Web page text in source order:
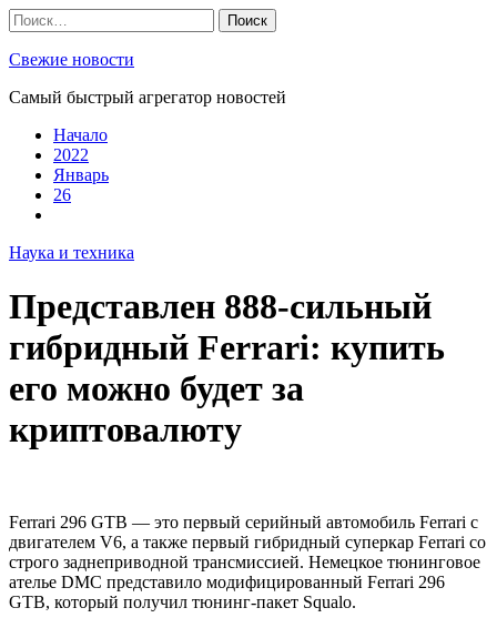
Skip
to
content
Найти:
Свежие новости
Самый быстрый агрегатор новостей
Начало
2022
Январь
26
Наука и техника
Представлен 888-сильный
гибридный Ferrari: купить
его можно будет за
криптовалюту
Ferrari 296 GTB — это первый серийный автомобиль Ferrari с
двигателем V6, а также первый гибридный суперкар Ferrari со
строго заднеприводной трансмиссией. Немецкое тюнинговое
ателье DMC представило модифицированный Ferrari 296
GTB, который получил тюнинг-пакет Squalo.